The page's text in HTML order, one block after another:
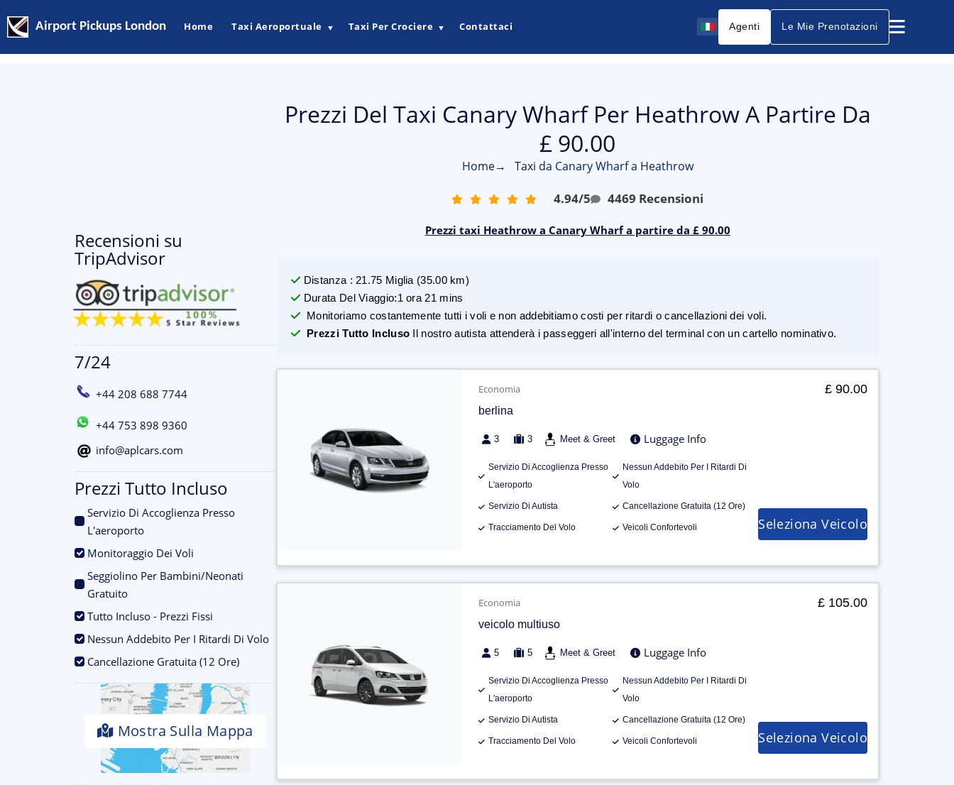
Airport Pickups London Home Taxi Aeroportuale ▼ Taxi Per Crociere ▼ Contattaci Agenti Le Mie Prenotazioni
Recensioni su
TripAdvisor
7/24
+44 208 688 7744
+44 753 898 9360
info@aplcars.com
Prezzi Tutto Incluso
Servizio Di Accoglienza Presso
L'aeroporto
Monitoraggio Dei Voli
Seggiolino Per Bambini/Neonati
Gratuito
Tutto Incluso - Prezzi Fissi
Nessun Addebito Per I Ritardi Di Volo
Cancellazione Gratuita (12 Ore)
Mostra Sulla Mappa
Prezzi Del Taxi Canary Wharf Per Heathrow A Partire Da
£ 90.00
Home→ Taxi da Canary Wharf a Heathrow
4.94/5 4469 Recensioni
Prezzi taxi Heathrow a Canary Wharf a partire da £ 90.00
Distanza : 21.75 Miglia (35.00km)
Durata Del Viaggio:1 ora 21 mins
Monitoriamo costantemente tutti i voli e non addebitiamo costi per ritardi o cancellazioni dei voli.
Prezzi Tutto Incluso Il nostro autista attenderà i passeggeri all'interno del terminal con un cartello nominativo.
Economia
berlina
3 3 Meet & Greet Luggage Info
Servizio Di Accoglienza Presso
L'aeroporto
Nessun Addebito Per I Ritardi Di
Volo
Servizio Di Autista Cancellazione Gratuita (12 Ore)
Tracciamento Del Volo Veicoli Confortevoli
£ 90.00
Seleziona Veicolo
Economia
veicolo multiuso
5 5 Meet & Greet Luggage Info
Servizio Di Accoglienza Presso
L'aeroporto
Nessun Addebito Per I Ritardi Di
Volo
Servizio Di Autista Cancellazione Gratuita (12 Ore)
Tracciamento Del Volo Veicoli Confortevoli
£ 105.00
Seleziona Veicolo